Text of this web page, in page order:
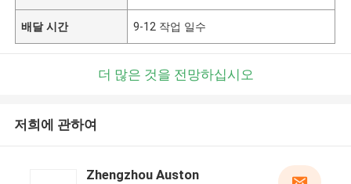
배달 시간 9-12 작업 일수
더 많은 것을 전망하십시오
저희에 관하여
Zhengzhou Auston